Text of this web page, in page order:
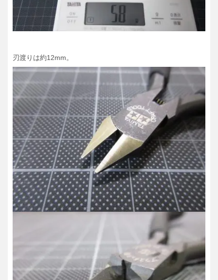
刃渡りは約12mm。